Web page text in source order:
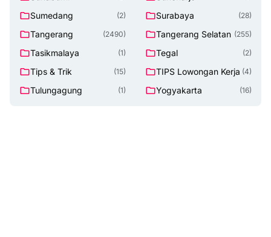
Sumedang (2) Surabaya (28)
Tangerang (2490) Tangerang Selatan (255)
Tasikmalaya (1) Tegal (2)
Tips & Trik (15) TIPS Lowongan Kerja (4)
Tulungagung (1) Yogyakarta (16)